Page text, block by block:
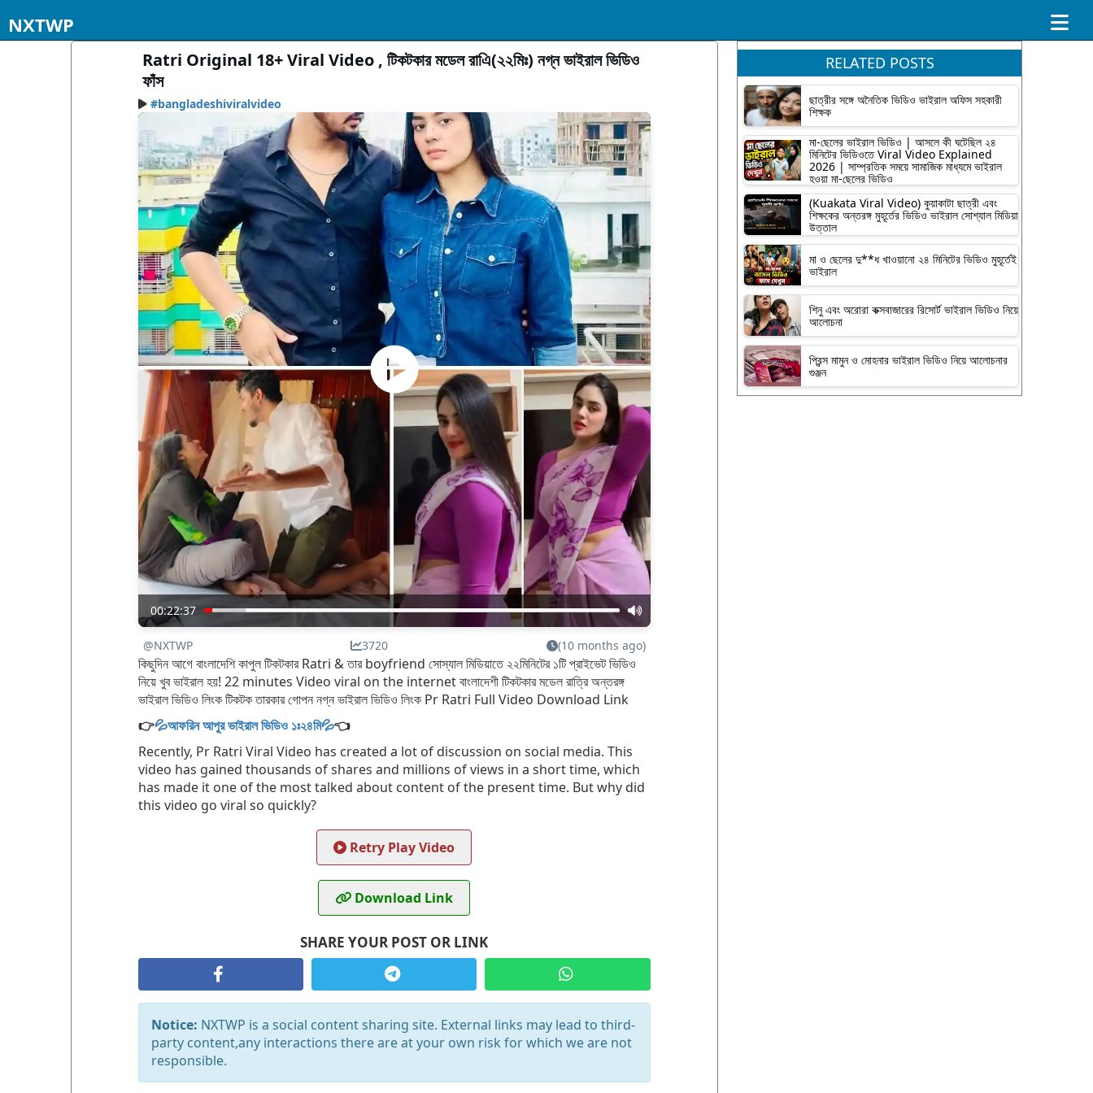
NXTWP
Ratri Original 18+ Viral Video , টিকটকার মডেল রাএি(২২মিঃ) নগ্ন ভাইরাল ভিডিও
ফাঁস
#bangladeshiviralvideo
00:22:37
@NXTWP 3720 (10 months ago)
কিছুদিন আগে বাংলাদেশি কাপুল টিকটকার Ratri & তার boyfriend সোস্যাল মিডিয়াতে ২২মিনিটের ১টি প্রাইভেট ভিডিও
নিয়ে খুব ভাইরাল হয়! 22 minutes Video viral on the internet বাংলাদেশী টিকটকার মডেল রাত্রি অন্তরঙ্গ
ভাইরাল ভিডিও লিংক টিকটক তারকার গোপন নগ্ন ভাইরাল ভিডিও লিংক Pr Ratri Full Video Download Link
👉💦আফরিন আপুর ভাইরাল ভিডিও ১ঃ২৪মি💦👈
Recently, Pr Ratri Viral Video has created a lot of discussion on social media. This
video has gained thousands of shares and millions of views in a short time, which
has made it one of the most talked about content of the present time. But why did
this video go viral so quickly?
Retry Play Video
Download Link
SHARE YOUR POST OR LINK
Notice: NXTWP is a social content sharing site. External links may lead to third-
party content,any interactions there are at your own risk for which we are not
responsible.
RELATED POSTS
ছাত্রীর সঙ্গে অনৈতিক ভিডিও ভাইরাল অফিস সহকারী
শিক্ষক
মা-ছেলের ভাইরাল ভিডিও | আসলে কী ঘটেছিল ২৪
মিনিটের ভিডিওতে Viral Video Explained
2026 | সাম্প্রতিক সময়ে সামাজিক মাধ্যমে ভাইরাল
হওয়া মা-ছেলের ভিডিও
(Kuakata Viral Video) কুয়াকাটা ছাত্রী এবং
শিক্ষকের অন্তরঙ্গ মুহূর্তের ভিডিও ভাইরাল সোশ্যাল মিডিয়া
উত্তাল
মা ও ছেলের দু**ধ খাওয়ানো ২৪ মিনিটের ভিডিও মুহূর্তেই
ভাইরাল
শিনু এবং অরোরা কক্সবাজারের রিসোর্ট ভাইরাল ভিডিও নিয়ে
আলোচনা
প্রিন্স মামুন ও মোহনার ভাইরাল ভিডিও নিয়ে আলোচনার
গুঞ্জন